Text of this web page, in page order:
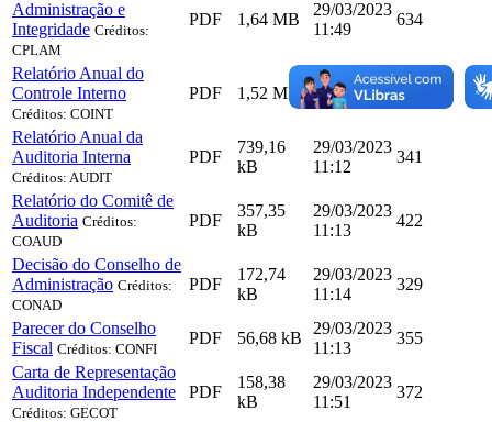
Administração e
Integridade Créditos:
CPLAM
PDF 1,64 MB
29/03/2023
11:49
634
Relatório Anual do
Controle Interno
Créditos: COINT
PDF 1,52 MB
29/03/2023
11:11
1016
Relatório Anual da
Auditoria Interna
Créditos: AUDIT
PDF
739,16
kB
29/03/2023
11:12
341
Relatório do Comitê de
Auditoria Créditos:
COAUD
PDF
357,35
kB
29/03/2023
11:13
422
Decisão do Conselho de
Administração Créditos:
CONAD
PDF
172,74
kB
29/03/2023
11:14
329
Parecer do Conselho
Fiscal Créditos: CONFI
PDF 56,68 kB
29/03/2023
11:13
355
Carta de Representação
Auditoria Independente
Créditos: GECOT
PDF
158,38
kB
29/03/2023
11:51
372